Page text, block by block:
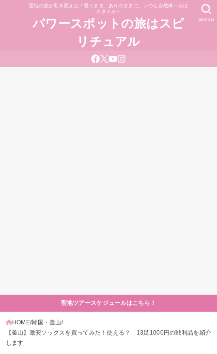
聖地の旅が私を変えた！思うまま、ありのままに、いつも自然体～みほ
スタイル～
パワースポットの旅はスピ
リチュアル
SEARCH
聖地ツアースケジュールはこちら！
HOME 韓国・釜山
【釜山】激安ソックスを買ってみた！使える？ 13足1000円の戦利品を紹介
します